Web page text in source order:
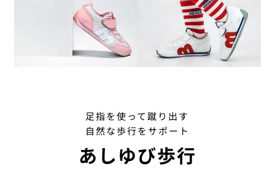
足指を使って蹴り出す
自然な歩行をサポート
あしゆび歩行